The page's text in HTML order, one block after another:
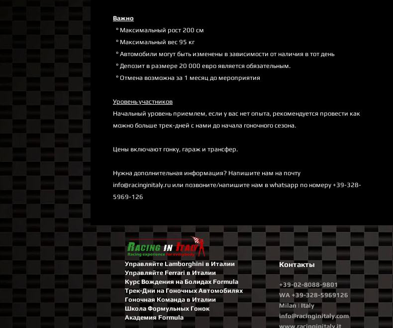
Важно
° Максимальный рост 200 см
° Максимальный вес 95 кг
° Автомобили могут быть изменены в зависимости от наличия в тот день
° Депозит в размере 20 000 евро является обязательным.
° Отмена возможна за 1 месяц до мероприятия
Уровень участников
Начальный уровень приемлем, если у вас нет опыта, рекомендуется провести как
можно больше трек-дней с нами до начала гоночного сезона.
Цены включают гонку, гараж и трансфер.
Нужна дополнительная информация? Напишите нам на почту
info@racinginitaly.ru или позвоните/напишите нам в whatsapp по номеру +39-328-
5969-126
Управляйте Lamborghini в Италии
Управляйте Ferrari в Италии
Курс Вождения на Болидах Formula
Трек-Дни на Гоночных Автомобилях
Гоночная Команда в Италии
Школа Формульных Гонок
Академия Formula
Контакты
+39-02-8088-9801
WA +39-328-5969126
Milan | Italy
info@racinginitaly.com
www.racinginitaly.it